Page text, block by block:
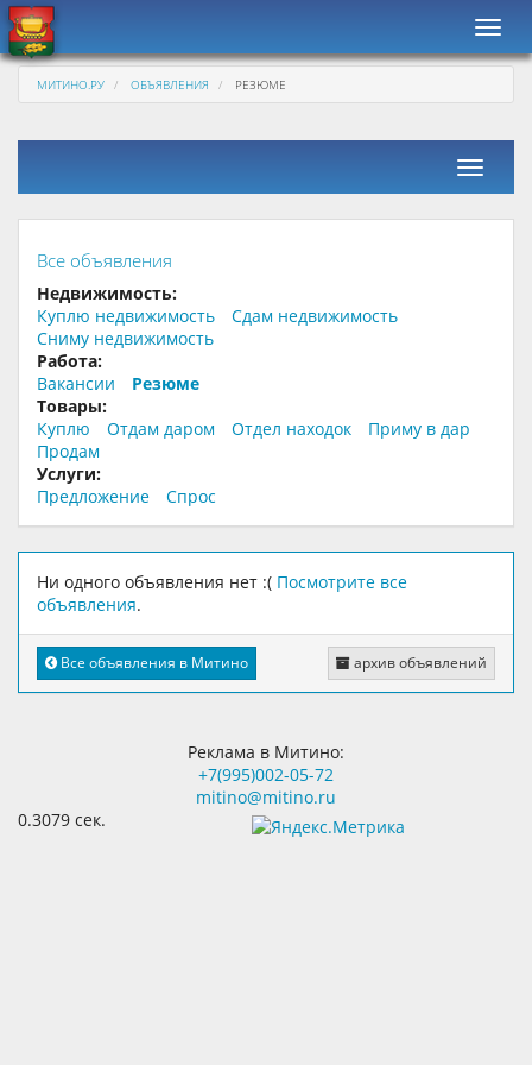
МИТИНО.РУ ОБЪЯВЛЕНИЯ РЕЗЮМЕ
Фильтр
Все объявления
Недвижимость:
Куплю недвижимость
Сдам недвижимость
Сниму недвижимость
Работа:
Вакансии
Резюме
Товары:
Куплю
Отдам даром Отдел находок
Приму в дар
Продам
Услуги:
Предложение
Спрос
Ни одного объявления нет :( Посмотрите все
объявления.
архив объявлений
Все объявления в Митино
Реклама в Митино:
+7(995)002-05-72
mitino@mitino.ru
0.3079 сек.